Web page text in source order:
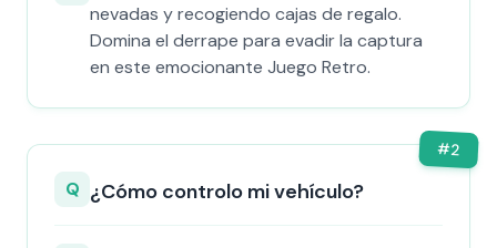
nevadas y recogiendo cajas de regalo.
Domina el derrape para evadir la captura
en este emocionante Juego Retro.
#2
Q ¿Cómo controlo mi vehículo?